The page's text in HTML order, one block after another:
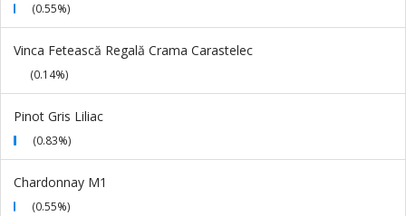
(0.55%)
Vinca Fetească Regală Crama Carastelec
(0.14%)
Pinot Gris Liliac
(0.83%)
Chardonnay M1
(0.55%)